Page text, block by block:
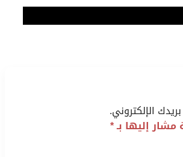
الإلكتروني.
إليها بـ*